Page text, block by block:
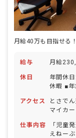
給与 月給
休日
年間休日: 109日 ■完
休暇 ■年
他の休日は勤
職員配
にヘル
いて「
アクセス
とさで
マイカ
仕事内容
「児童
えねー